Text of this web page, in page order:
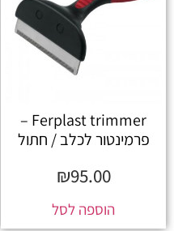
Ferplast trimmer –
פרמינטור לכלב / חתול
₪95.00
הוספה לסל